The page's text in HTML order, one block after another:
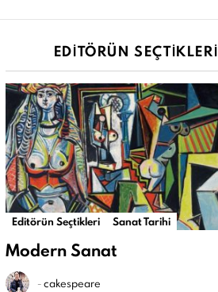
EDITÖRÜN SEÇTIKLERI
Editörün Seçtikleri Sanat Tarihi
Modern Sanat
-cakespeare